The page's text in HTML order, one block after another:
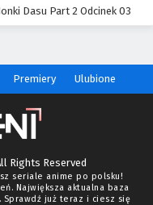
Dasu Part 2 Odcinek 03
Premiery Ulubione
Rights Reserved
seriale anime po polsku!
Największa aktualna baza
już teraz i ciesz się